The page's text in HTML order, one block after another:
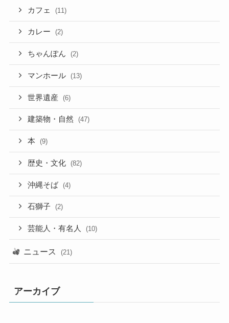
カフェ (11)
カレー (2)
ちゃんぽん (2)
マンホール (13)
世界遺産 (6)
建築物・自然 (47)
本 (9)
歴史・文化 (82)
沖縄そば (4)
石獅子 (2)
芸能人・有名人 (10)
ニュース (21)
アーカイブ